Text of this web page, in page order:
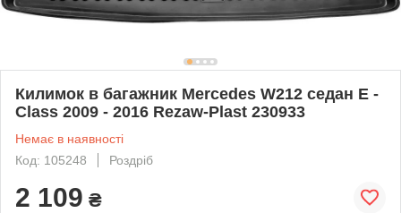
Килимок в багажник Mercedes W212 седан E -
Class 2009 - 2016 Rezaw-Plast 230933
Немає в наявності
Код: 105248
Роздріб
2 109 ₴